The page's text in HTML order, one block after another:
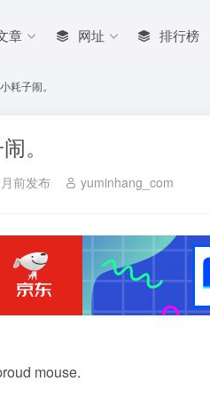
章 网址 排行榜
耗子闹。
。
前发布 yuminhang_com
mouse.